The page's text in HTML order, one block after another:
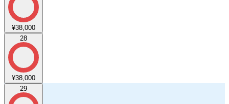
¥38,000
28
¥38,000
29